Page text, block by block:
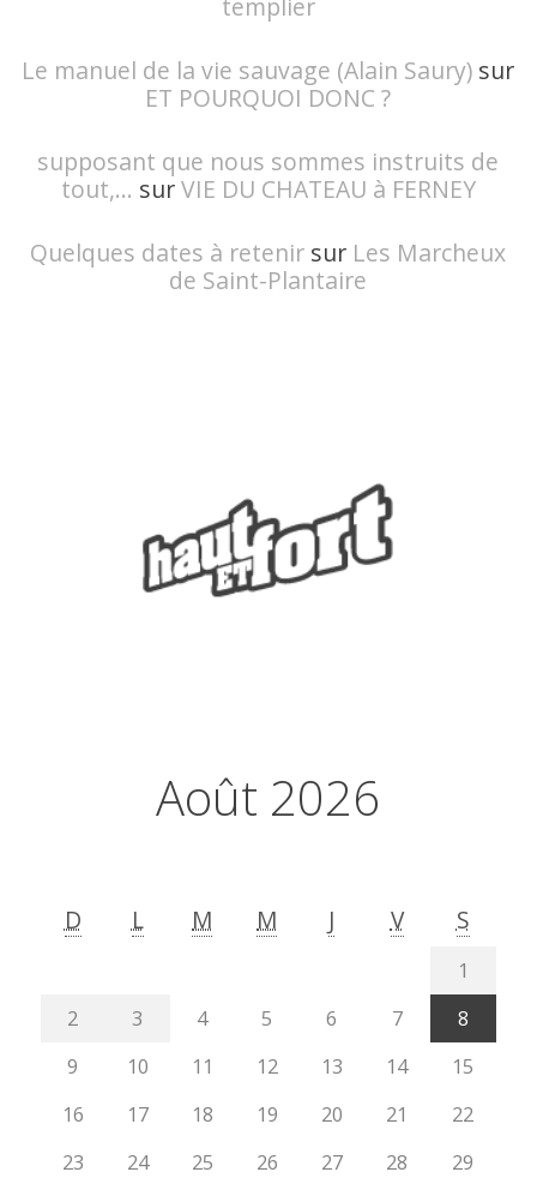
templier
Le manuel de la vie sauvage (Alain Saury) sur
ET POURQUOI DONC ?
supposant que nous sommes instruits de
tout,... surVIE DU CHATEAU à FERNEY
Quelques dates à retenir sur Les Marcheux
de Saint-Plantaire
Août 2026
D L M M J V S
1
2
3 4 5 6 7
8
9
10 11 12 13 14
15
16
17 18 19 20 21
22
23
24 25 26 27 28
29